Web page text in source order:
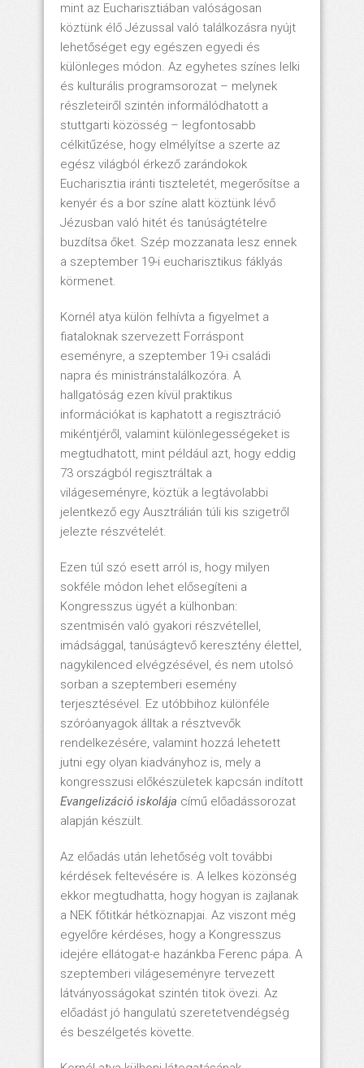
mint az Eucharisztiában valóságosan
köztünk élő Jézussal való találkozásra nyújt
lehetőséget egy egészen egyedi és
különleges módon. Az egyhetes színes lelki
és kulturális programsorozat – melynek
részleteiről szintén informálódhatott a
stuttgarti közösség – legfontosabb
célkitűzése, hogy elmélyítse a szerte az
egész világból érkező zarándokok
Eucharisztia iránti tiszteletét, megerősítse a
kenyér és a bor színe alatt köztünk lévő
Jézusban való hitét és tanúságtételre
buzdítsa őket. Szép mozzanata lesz ennek
a szeptember 19-i eucharisztikus fáklyás
körmenet.
Kornél atya külön felhívta a figyelmet a
fiataloknak szervezett Forráspont
eseményre, a szeptember 19-i családi
napra és ministránstalálkozóra. A
hallgatóság ezen kívül praktikus
információkat is kaphatott a regisztráció
mikéntjéről, valamint különlegességeket is
megtudhatott, mint például azt, hogy eddig
73 országból regisztráltak a
világeseményre, köztük a legtávolabbi
jelentkező egy Ausztrálián túli kis szigetről
jelezte részvételét.
Ezen túl szó esett arról is, hogy milyen
sokféle módon lehet elősegíteni a
Kongresszus ügyét a külhonban:
szentmisén való gyakori részvétellel,
imádsággal, tanúságtevő keresztény élettel,
nagykilenced elvégzésével, és nem utolsó
sorban a szeptemberi esemény
terjesztésével. Ez utóbbihoz különféle
szóróanyagok álltak a résztvevők
rendelkezésére, valamint hozzá lehetett
jutni egy olyan kiadványhoz is, mely a
kongresszusi előkészületek kapcsán indított
Evangelizáció iskolája című előadássorozat
alapján készült.
Az előadás után lehetőség volt további
kérdések feltevésére is. A lelkes közönség
ekkor megtudhatta, hogy hogyan is zajlanak
a NEK főtitkár hétköznapjai. Az viszont még
egyelőre kérdéses, hogy a Kongresszus
idejére ellátogat-e hazánkba Ferenc pápa. A
szeptemberi világeseményre tervezett
látványosságokat szintén titok övezi. Az
előadást jó hangulatú szeretetvendégség
és beszélgetés követte.